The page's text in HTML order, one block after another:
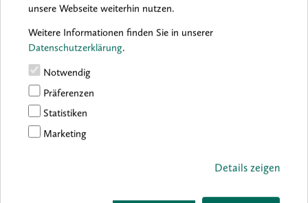
unsere Webseite weiterhin nutzen.
Weitere Informationen finden Sie in unserer
Datenschutzerklärung.
Notwendig
Präferenzen
Statistiken
Marketing
Details zeigen
Sorry, no results were found.